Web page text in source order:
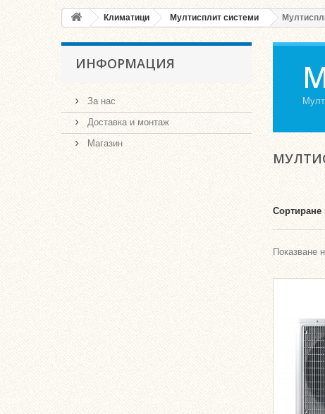
Климатици Мултисплит системи
ИНФОРМАЦИЯ
За нас
Доставка и монтаж
Магазин
Сортиране
Показване